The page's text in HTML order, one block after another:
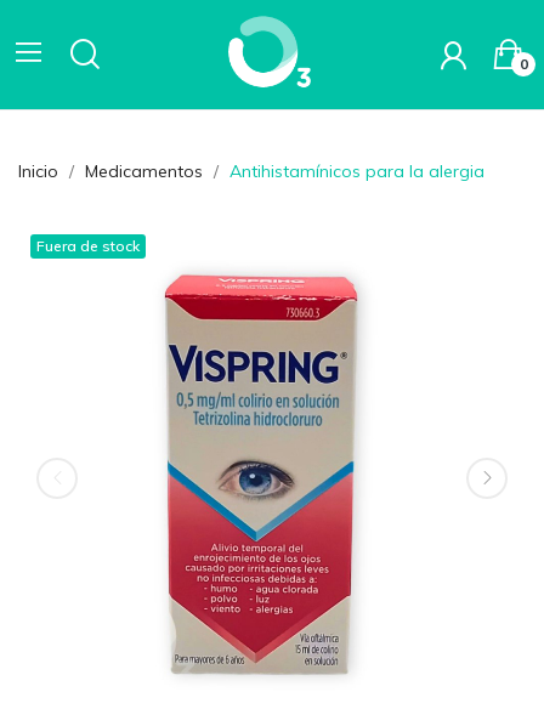
0
Inicio Medicamentos Antihistamínicos para la alergia
Fuera de stock